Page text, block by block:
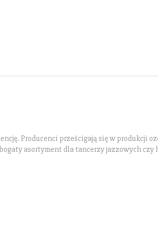
Producenci prześcigają się w produkcji
asortyment dla tancerzy jazzowych czy